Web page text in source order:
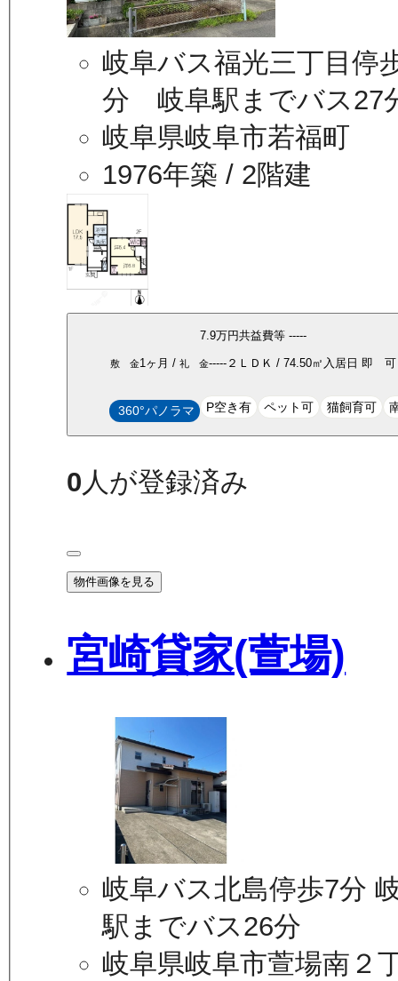
岐阜バス福光三丁目停
分 岐阜駅までバス27
岐阜県岐阜市若福町
1976年築 / 2階建
7.9万円共益費等-----
敷 金1ヶ月 /礼 金----- ２ＬＤＫ /74.50㎡ 入居日 即 可
360°パノラマ P空き有 ペット可 猫飼育可
0 人が登録済み
物件画像を見る
宮崎貸家(萱場)
岐阜バス北島停歩7分 岐阜
駅までバス26分
岐阜県岐阜市萱場南２